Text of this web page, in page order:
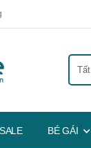
SALE BÉ GÁI